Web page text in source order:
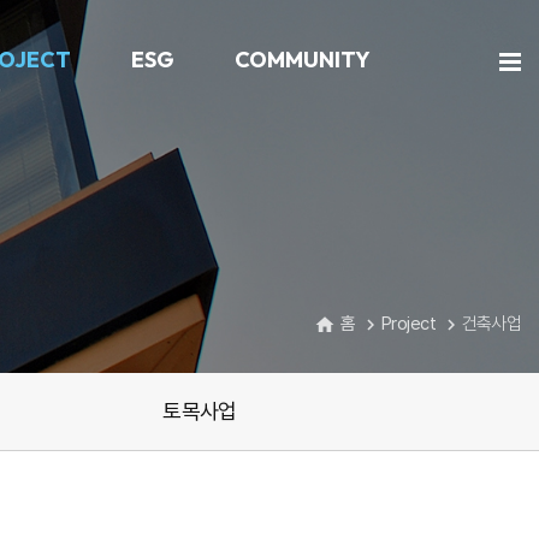
ESG COMMUNITY
home 홈 navigate_next Project navigate_next 건축사업
토목사업